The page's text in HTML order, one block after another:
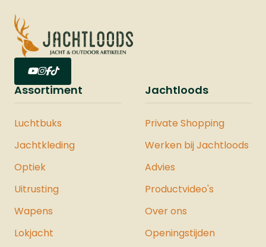
Assortiment
Luchtbuks
Jachtkleding
Optiek
Uitrusting
Wapens
Lokjacht
Jachtloods
Private Shopping
Werken bij Jachtloods
Advies
Productvideo's
Over ons
Openingstijden